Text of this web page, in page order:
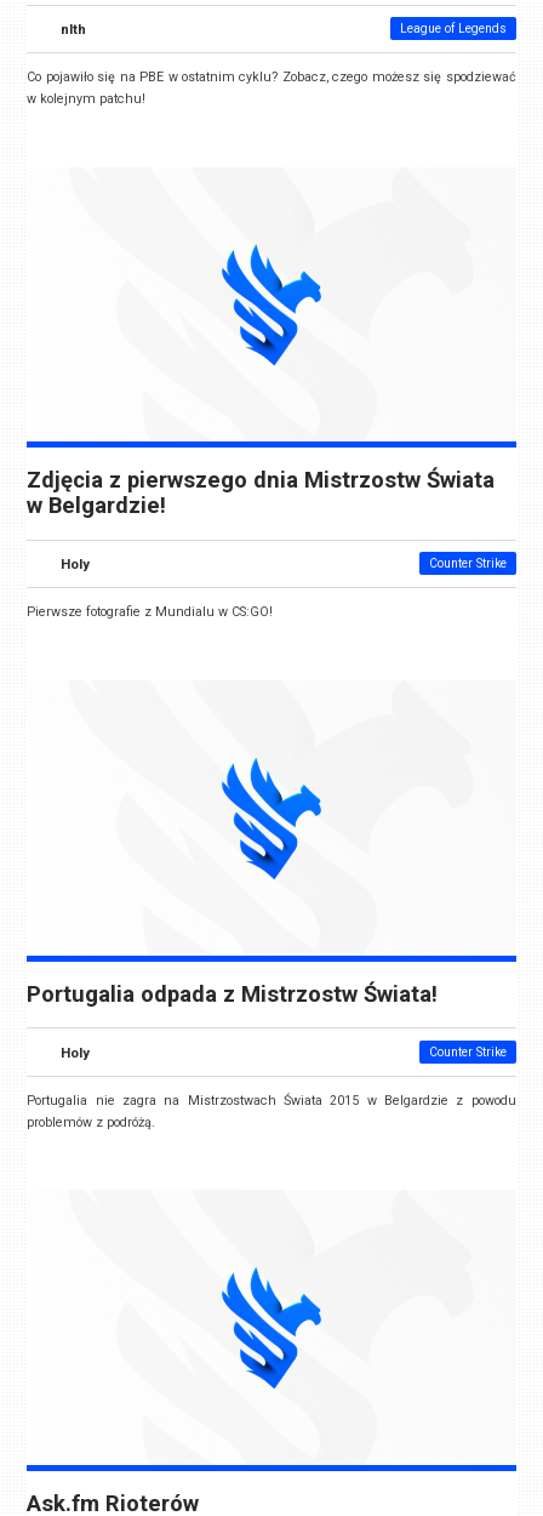
nlth League of Legends
Co pojawiło się na PBE w ostatnim cyklu? Zobacz, czego możesz się spodziewać
w kolejnym patchu!
Zdjęcia z pierwszego dnia Mistrzostw Świata
w Belgardzie!
Holy Counter Strike
Pierwsze fotografie z Mundialu w CS:GO!
Portugalia odpada z Mistrzostw Świata!
Holy Counter Strike
Portugalia nie zagra na Mistrzostwach Świata 2015 w Belgardzie z powodu
problemów z podróżą.
Ask.fm Rioterów